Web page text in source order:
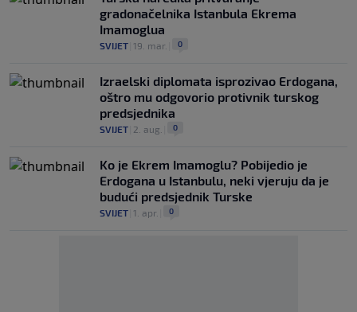
gradonačelnika Istanbula Ekrema
Imamoglua
SVIJET 19. mar. 0
Izraelski diplomata isprozivao Erdogana,
oštro mu odgovorio protivnik turskog
predsjednika
SVIJET 2. aug. 0
Ko je Ekrem Imamoglu? Pobijedio je
Erdogana u Istanbulu, neki vjeruju da je
budući predsjednik Turske
SVIJET 1. apr. 0